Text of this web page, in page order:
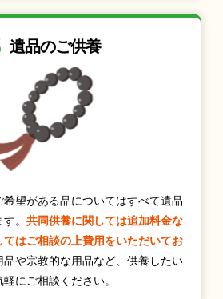
遺品のご供養
望がある品についてはすべて遺品
。 共同供養に関しては追加料金な
てはご相談の上費用をいただいてお
品や宗教的な用品など、供養したい
にご相談ください。